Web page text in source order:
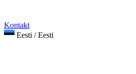
Kontakt
Eesti / Eesti